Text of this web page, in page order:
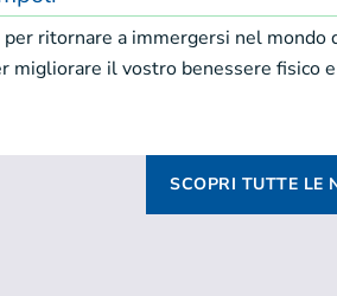
ritornare a immergersi nel
migliorare il vostro benessere
SCOPRI TUTTE LE